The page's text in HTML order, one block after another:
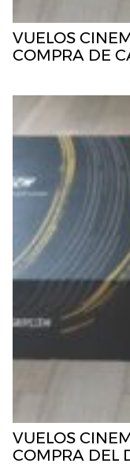
VUELOS
COMPRA DE
VUELOS
COMPRA DEL